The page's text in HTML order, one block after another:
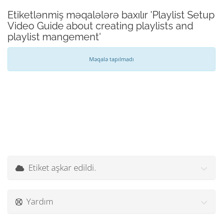
Etiketlənmiş məqalələrə baxılır 'Playlist Setup
Video Guide about creating playlists and
playlist mangement'
Məqalə tapılmadı
Etiket aşkar edildi.
Yardım